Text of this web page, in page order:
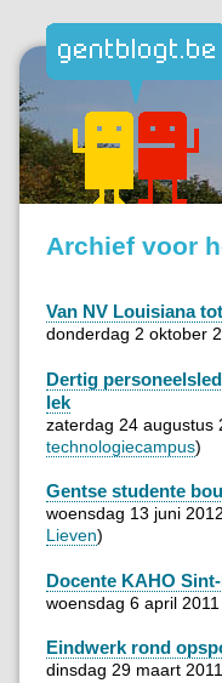
Archief voor
Van NV Louisiana
donderdag 2 oktober
Dertig
lek
zaterdag 24 augustus
technologiecampus)
Gentse studente
woensdag 13 juni
Lieven)
Docente KAHO
woensdag 6 april
Eindwerk rond
dinsdag 29 maart